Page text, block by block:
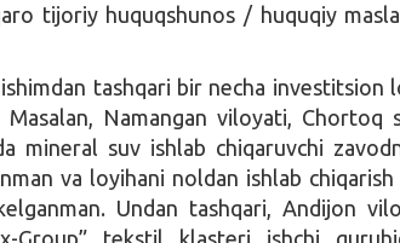
tijoriy huquqshunos / huquqiy
tashqari bir necha investitsion
Masalan, Namangan viloyati, Chortoq
mineral suv ishlab chiqaruvchi
va loyihani noldan ishlab chiqarish
Undan tashqari, Andijon
Group” tekstil klasteri ishchi